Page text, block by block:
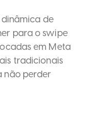
dinâmica de
para o swipe
em Meta
tradicionais
não perder